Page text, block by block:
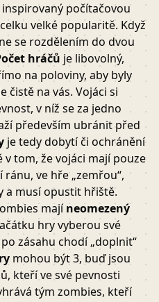
počítačovou
velké popularitě. Když
se rozdělením do dvou
hráčů je libovolný,
na poloviny, aby byly
čistě na vás. Vojáci si
v níž se za jedno
především ubránit před
je tedy dobytí či ochránění
v tom, že vojáci mají pouze
ve hře „zemřou“,
a musí opustit hřiště.
majíneomezený
hry vyberou své
zásahu chodí „doplnit“
mohou být 3, buď jsou
kteří ve své pevnosti
tým zombies, kteří